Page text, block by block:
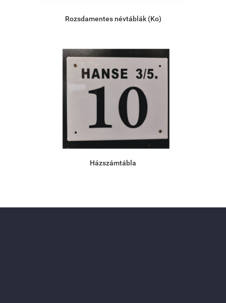
Rozsdamentes névtáblák (Ko)
Házszámtábla